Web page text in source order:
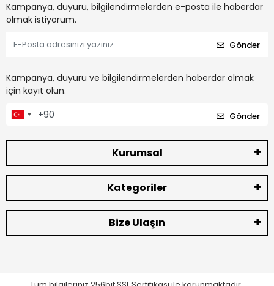
Kampanya, duyuru, bilgilendirmelerden e-posta ile haberdar
olmak istiyorum.
Gönder
Kampanya, duyuru ve bilgilendirmelerden haberdar olmak
için kayıt olun.
Gönder
Kurumsal
Kategoriler
Bize Ulaşın